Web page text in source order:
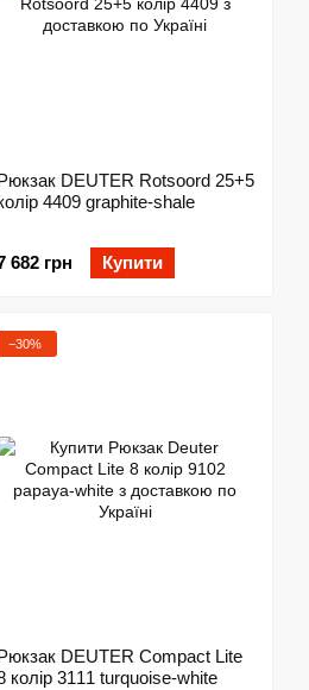
DEUTER Rotsoord 25+5
4409 graphite-shale
682 грн Купити
−30%
DEUTER Compact Lite
колір 3111 turquoise-white